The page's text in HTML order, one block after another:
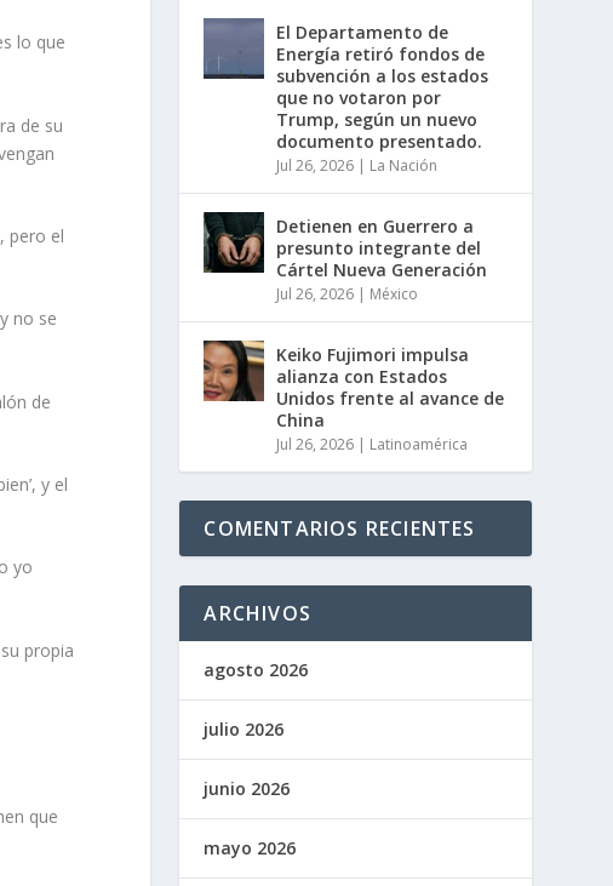
lo que
de su
pero el
no se
de
y el
yo
propia
que
El Departamento de
Energía retiró fondos de
subvención a los estados
que no votaron por
Trump, según un nuevo
documento presentado.
Jul 26, 2026 | La Nación
Detienen en Guerrero a
presunto integrante del
Cártel Nueva Generación
Jul 26, 2026 | México
Keiko Fujimori impulsa
alianza con Estados
Unidos frente al avance de
China
Jul 26, 2026 | Latinoamérica
COMENTARIOS RECIENTES
ARCHIVOS
agosto 2026
julio 2026
junio 2026
mayo 2026